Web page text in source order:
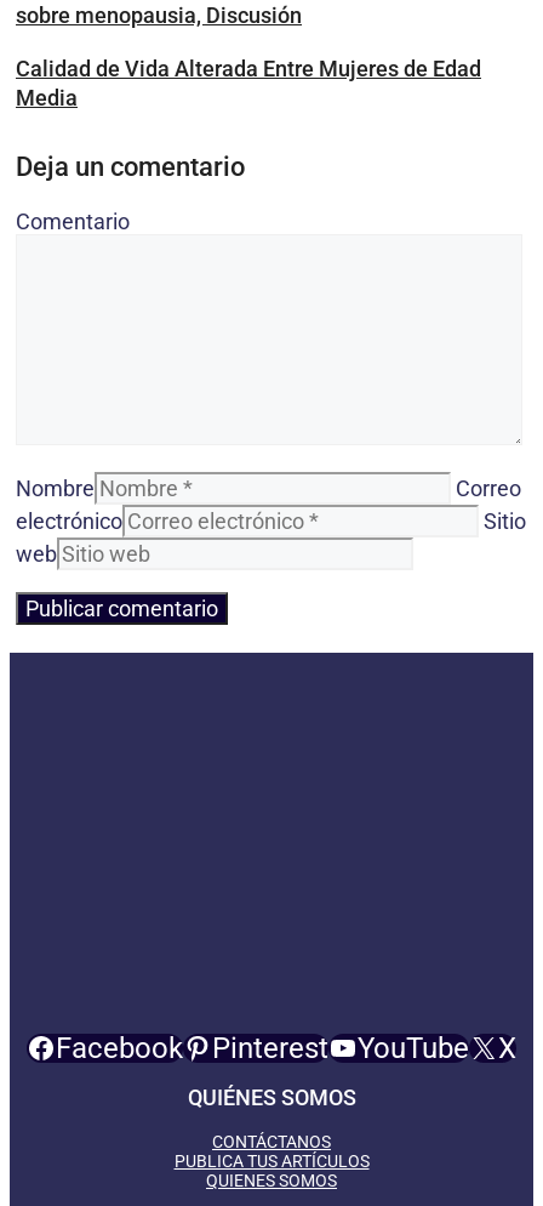
sobre menopausia, Discusión
Calidad de Vida Alterada Entre Mujeres de Edad
Media
Deja un comentario
Comentario
Nombre
Correo
electrónico
Sitio
web
Facebook Pinterest YouTube X
QUIÉNES SOMOS
CONTÁCTANOS
PUBLICA TUS ARTÍCULOS
QUIENES SOMOS